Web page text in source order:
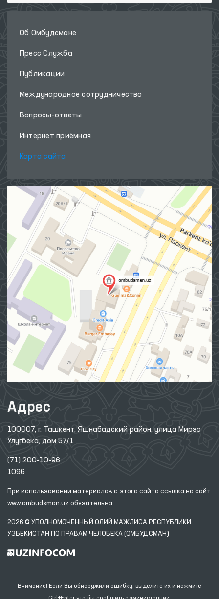
Об Омбудсмане
Пресс Служба
Публикации
Международное сотрудничество
Вопросы-ответы
Интернет приёмная
Карта сайта
Адрес
100007, г. Ташкент, Яшнабадский район, улица Мирзо
Улугбека, дом 57/1
(71) 200-10-96
1096
При использовании материалов с этого сайта ссылка на сайт
www.ombudsman.uz обязательна
2026 © УПОЛНОМОЧЕННЫЙ ОЛИЙ МАЖЛИСА РЕСПУБЛИКИ
УЗБЕКИСТАН ПО ПРАВАМ ЧЕЛОВЕКА (ОМБУДСМАН)
Внимание! Если Вы обнаружили ошибку, выделите их и нажмите